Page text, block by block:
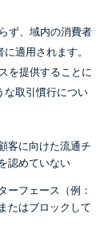
ず、域内の消費者
適用されます。
を提供することに
な取引慣行につい
客に向けた流通チ
認めていない
ーフェース（例：
たはブロックして